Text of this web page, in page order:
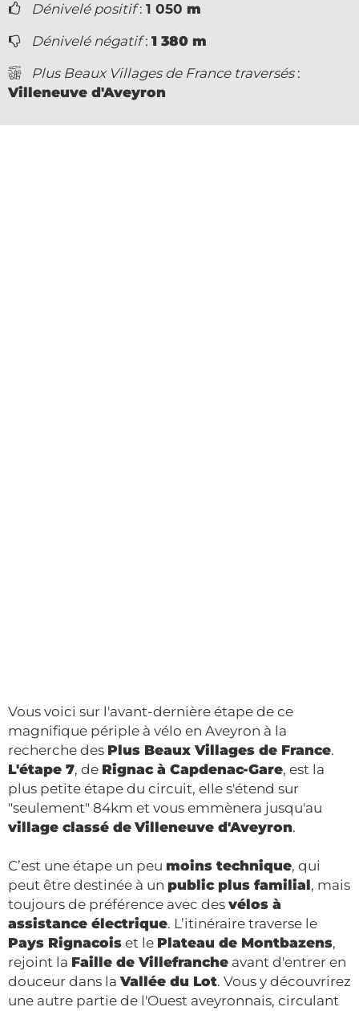
Dénivelé positif: 1 050 m
Dénivelé négatif: 1 380 m
Plus Beaux Villages de France traversés :
Villeneuve d'Aveyron
Vous voici sur l'avant-dernière étape de ce
magnifique périple à vélo en Aveyron à la
recherche des Plus Beaux Villages de France.
L'étape 7, de Rignac à Capdenac-Gare, est la
plus petite étape du circuit, elle s'étend sur
"seulement" 84km et vous emmènera jusqu'au
village classé de Villeneuve d'Aveyron.
C’est une étape un peu moins technique, qui
peut être destinée à un public plus familial, mais
toujours de préférence avec des vélos à
assistance électrique. L’itinéraire traverse le
Pays Rignacois et le Plateau de Montbazens,
rejoint la Faille de Villefranche avant d'entrer en
douceur dans laVallée du Lot. Vous y découvrirez
une autre partie de l'Ouest aveyronnais, circulant